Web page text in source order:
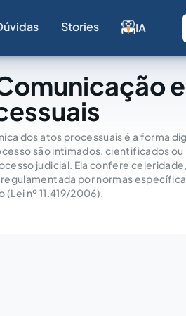
Stories IA
dos atos processuais é a forma
são intimados, cientificados
judicial. Ela confere
por normas
nº 11.419/2006).